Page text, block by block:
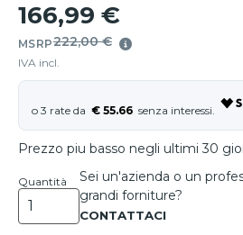
166,99 €
MSRP222,00 €
IVA incl.
€ 55.66
Prezzo piu basso negli ultimi 30
Quantità
Sei un'azienda o un
grandi forniture?